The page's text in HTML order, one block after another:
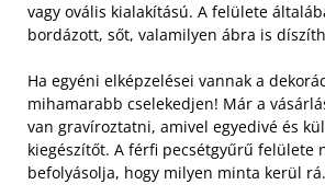
vagy ovális kialakítású. A felülete
bordázott, sőt, valamilyen ábra is
Ha egyéni elképzelései vannak a
mihamarabb cselekedjen! Már a
van gravíroztatni, amivel egyedivé és
kiegészítőt. A férfi pecsétgyűrű felülete
befolyásolja, hogy milyen minta kerül rá.